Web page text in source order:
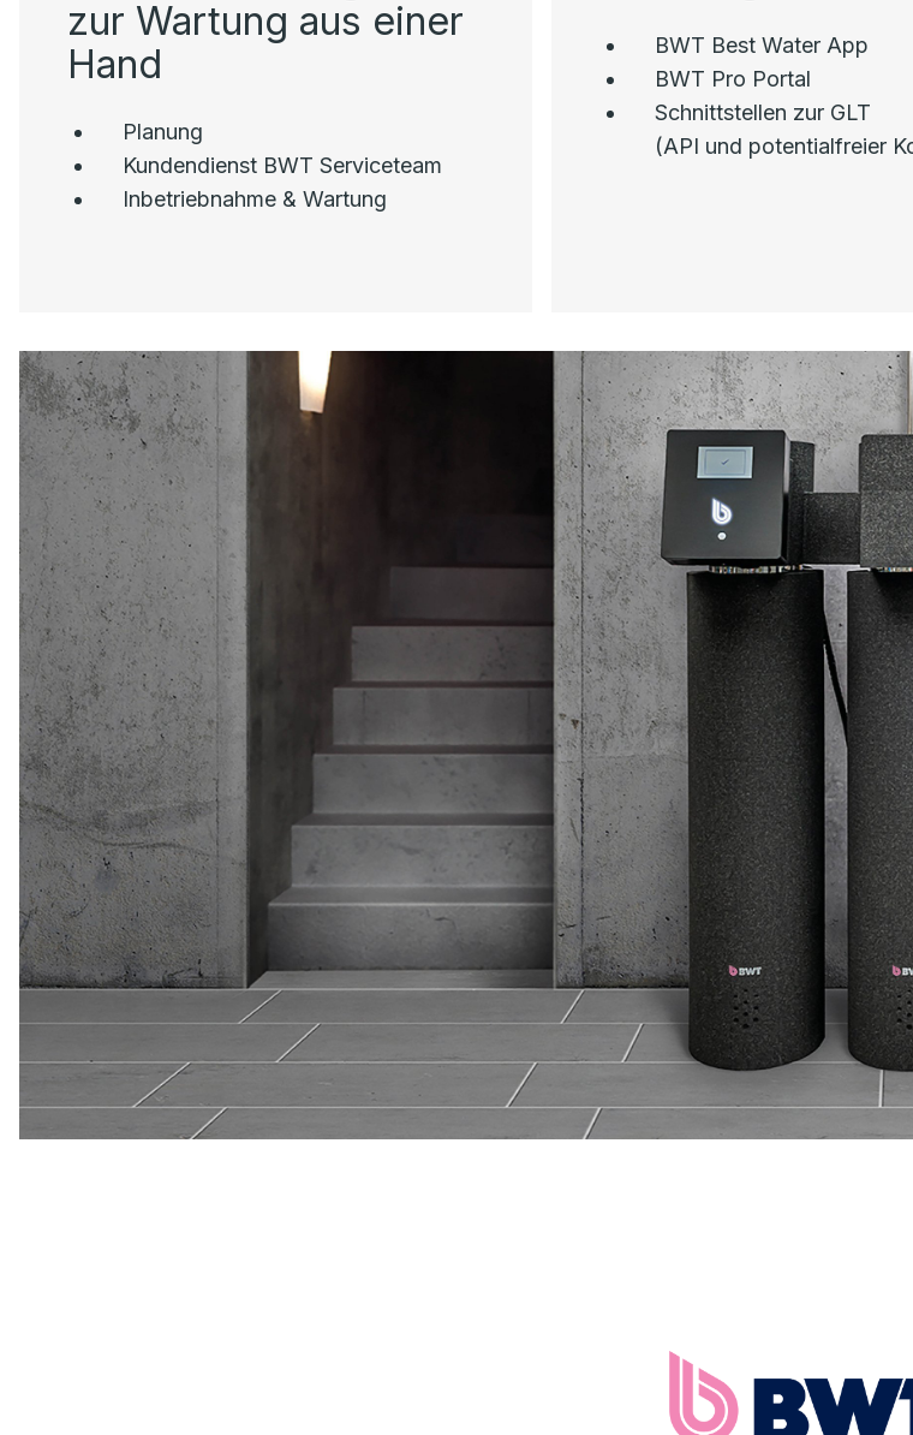
zur Wartung aus einer
Hand
Planung
Kundendienst BWT Serviceteam
Inbetriebnahme & Wartung
BWT Best Water App
BWT Pro Portal
Schnittstellen zur GLT
(API und potentialfreier